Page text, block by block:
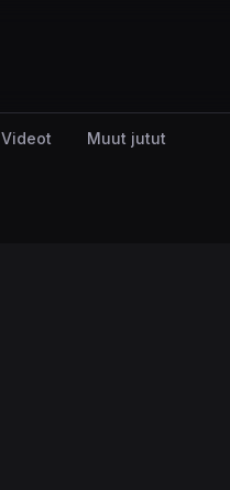
Videot Muut jutut